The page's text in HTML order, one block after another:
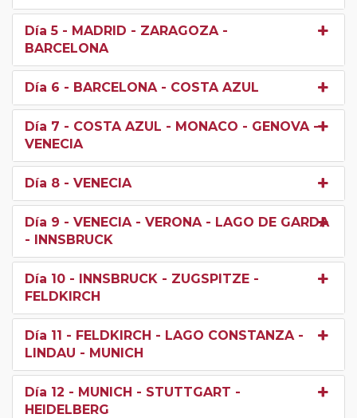
Día 5 - MADRID - ZARAGOZA -
BARCELONA
Día 6 - BARCELONA - COSTA AZUL
Día 7 - COSTA AZUL - MONACO - GENOVA -
VENECIA
Día 8 - VENECIA
Día 9 - VENECIA - VERONA - LAGO DE GARDA
- INNSBRUCK
Día 10 - INNSBRUCK - ZUGSPITZE -
FELDKIRCH
Día 11 - FELDKIRCH - LAGO CONSTANZA -
LINDAU - MUNICH
Día 12 - MUNICH - STUTTGART -
HEIDELBERG